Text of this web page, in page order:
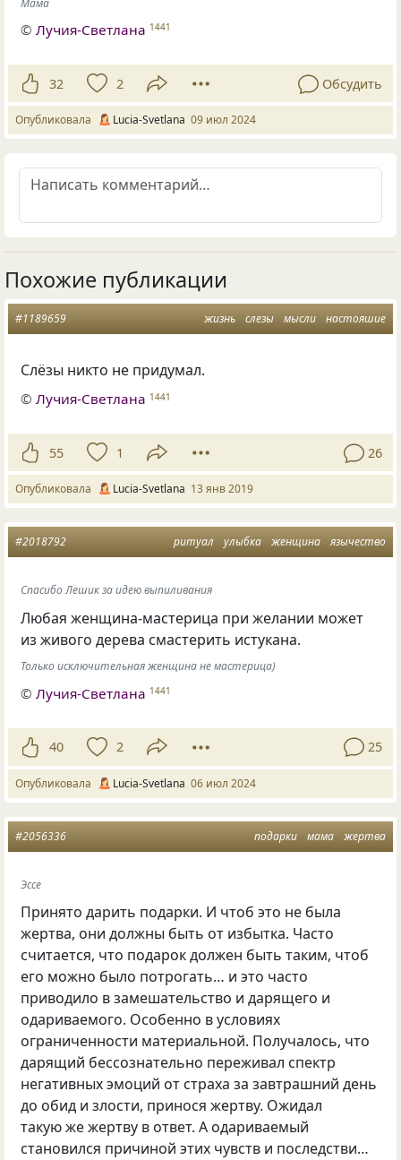
©Лучия-Светлана 1441
32 2 Обсудить
Опубликовала Lucia-Svetlana 09 июл 2024
Похожие публикации
жизнь слезы мысли настояшие
#1189659
Слёзы никто не придумал.
©Лучия-Светлана 1441
55 1 26
Опубликовала Lucia-Svetlana 13 янв 2019
ритуал улыбка женщина язычество
#2018792
Спасибо Лешик за идею выпиливания
Любая женщина-мастерица при желании может
из живого дерева смастерить истукана.
Только исключительная женщина не мастерица)
©Лучия-Светлана 1441
40 2 25
Опубликовала Lucia-Svetlana 06 июл 2024
подарки мама жертва
#2056336
Эссе
Принято дарить подарки. И чтоб это не была
жертва, они должны быть от избытка. Часто
считается, что подарок должен быть таким, чтоб
его можно было потрогать… и это часто
приводило в замешательство и дарящего и
одариваемого. Особенно в условиях
ограниченности материальной. Получалось, что
дарящий бессознательно переживал спектр
негативных эмоций от страха за завтрашний день
до обид и злости, принося жертву. Ожидал
такую же жертву в ответ. А одариваемый
становился причиной этих чувств и последстви…